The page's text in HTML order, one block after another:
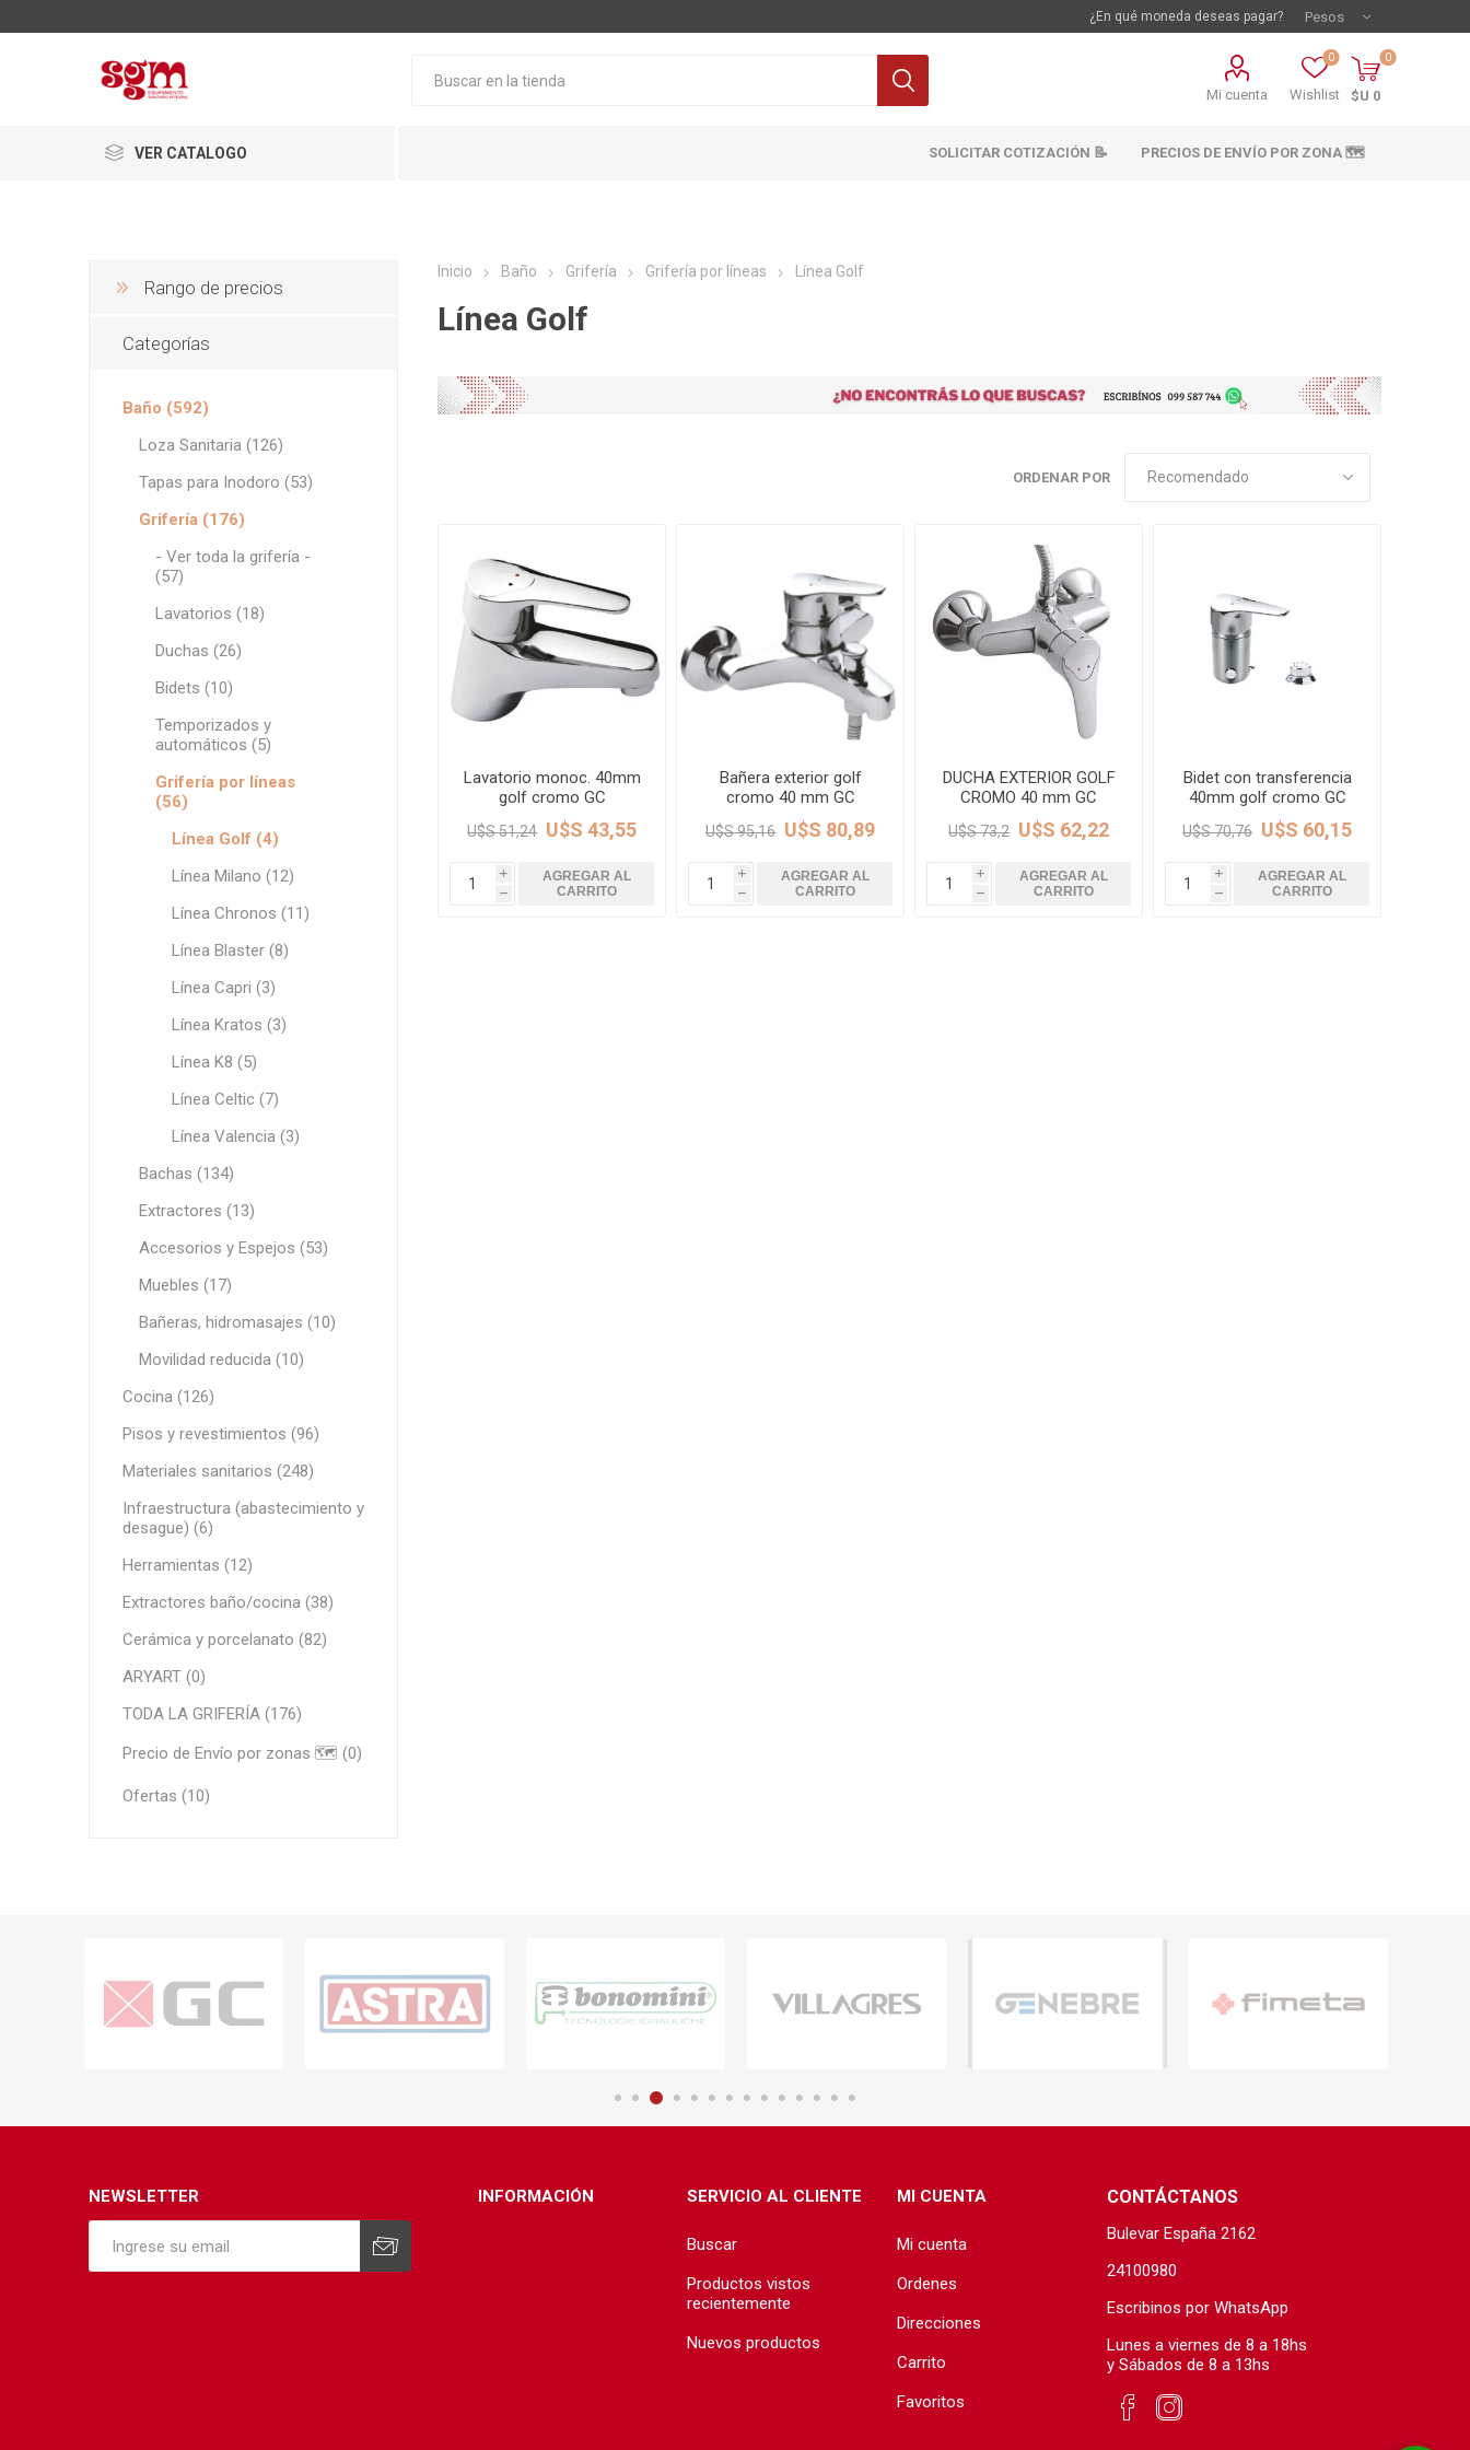
¿En qué moneda deseas pagar?
Mi cuenta Wishlist
0 0
$U 0
VER CATALOGO
Baño
Extractores
Accesorios y Espejos
Muebles
Bañeras, hidromasajes
Ver todo
Pisos y revestimientos
Piso vinilico
Materiales sanitarios
abastecimiento
Adhesivo, Sellantes,
Resina, Hormigón, Cámaras
Ver todo
SOLICITAR COTIZACIÓN 📝 PRECIOS DE ENVÍO POR ZONA 🗺️
Inicio Baño Grifería Grifería por líneas Línea Golf
Línea Golf
ORDENAR POR
Lavatorio monoc. 40mm
golf cromo GC
U$S 51,24 U$S 43,55
i
h
AGREGAR AL
CARRITO
Bañera exterior golf
cromo 40 mm GC
U$S 95,16 U$S 80,89
i
h
AGREGAR AL
CARRITO
DUCHA EXTERIOR GOLF
CROMO 40 mm GC
U$S 73,2 U$S 62,22
i
h
AGREGAR AL
CARRITO
Bidet con transferencia
40mm golf cromo GC
U$S 70,76 U$S 60,15
i
h
AGREGAR AL
CARRITO
Rango de precios
Categorías
Baño (592)
Loza Sanitaria (126)
Tapas para Inodoro (53)
Grifería (176)
- Ver toda la grifería -
(57)
Lavatorios (18)
Duchas (26)
Bidets (10)
Temporizados y
automáticos (5)
Grifería por líneas
(56)
Línea Golf (4)
Línea Milano (12)
Línea Chronos (11)
Línea Blaster (8)
Línea Capri (3)
Línea Kratos (3)
Línea K8 (5)
Línea Celtic (7)
Línea Valencia (3)
Bachas (134)
Extractores (13)
Accesorios y Espejos (53)
Muebles (17)
Bañeras, hidromasajes (10)
Movilidad reducida (10)
Cocina (126)
Pisos y revestimientos (96)
Materiales sanitarios (248)
Infraestructura (abastecimiento y
desague) (6)
Herramientas (12)
Extractores baño/cocina (38)
Cerámica y porcelanato (82)
ARYART (0)
TODA LA GRIFERÍA (176)
Precio de Envío por zonas 🗺️ (0)
Ofertas (10)
NEWSLETTER INFORMACIÓN SERVICIO AL CLIENTE
Buscar
Productos vistos
recientemente
Nuevos productos
MI CUENTA
Mi cuenta
Ordenes
Direcciones
Carrito
Favoritos
CONTÁCTANOS
Bulevar España 2162
24100980
Escribinos por WhatsApp
Lunes a viernes de 8 a 18hs
y Sábados de 8 a 13hs